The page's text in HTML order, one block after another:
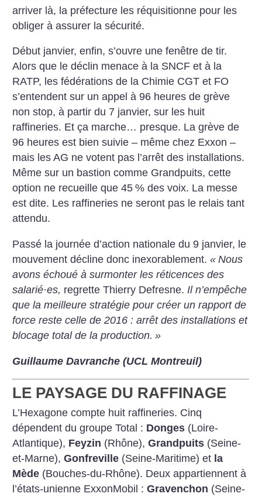
arriver là, la préfecture les réquisitionne pour les
obliger à assurer la sécurité.
Début janvier, enfin, s’ouvre une fenêtre de tir.
Alors que le déclin menace à la SNCF et à la
RATP, les fédérations de la Chimie CGT et FO
s’entendent sur un appel à 96 heures de grève
non stop, à partir du 7 janvier, sur les huit
raffineries. Et ça ­marche… presque. La grève de
96 heures est bien suivie – même chez Exxon –
mais les AG ne votent pas l’arrêt des installations.
Même sur un bastion comme Grandpuits, cette
option ne recueille que 45 % des voix. La messe
est dite. Les raffineries ne seront pas le relais tant
attendu.
Passé la journée d’action nationale du 9 janvier, le
mouvement décline donc inexorablement. « Nous
avons échoué à surmonter les réticences des
salarié·es, regrette Thierry Defresne. Il n’empêche
que la meilleure stratégie pour créer un rapport de
force reste celle de 2016 : arrêt des installations et
blocage total de la production. »
Guillaume Davranche (UCL Montreuil)
LE PAYSAGE DU RAFFINAGE
L’Hexagone compte huit raffineries. Cinq
dépendent du groupe Total : Donges (Loire-
Atlantique), Feyzin (Rhône),Grandpuits (Seine-
et-Marne),Gonfreville (Seine-Maritime) et la
Mède (Bouches-du-Rhône). Deux appartiennent à
l’états-unienne ExxonMobil :Gravenchon (Seine-